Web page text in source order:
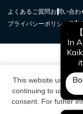
よくあるご質問お問い合わ
プライバシーポリシー宿泊
This website uses
continuing to use
consent. For futher